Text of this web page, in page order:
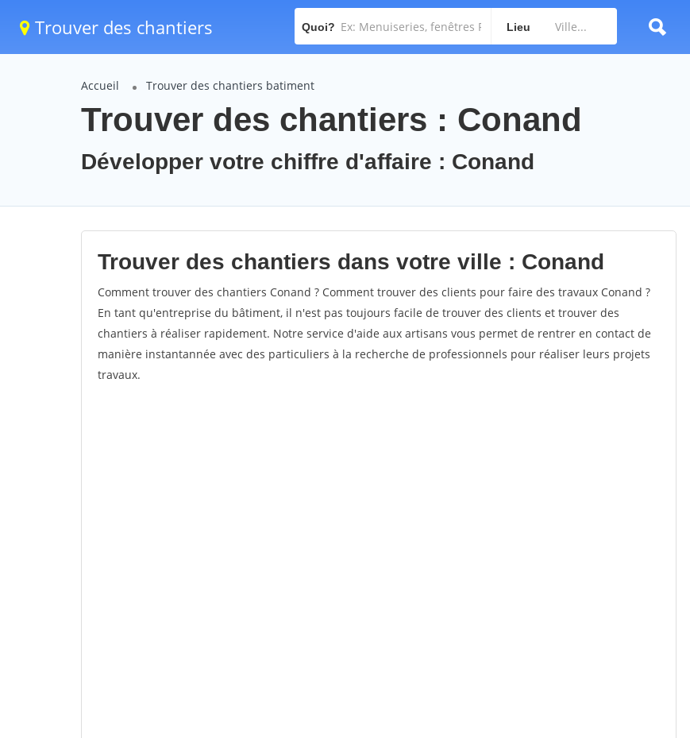
Trouver des chantiers Quoi? Lieu
Accueil Trouver des chantiers batiment
Trouver des chantiers : Conand
Développer votre chiffre d'affaire : Conand
Trouver des chantiers dans votre ville : Conand
Comment trouver des chantiers Conand ? Comment trouver des clients pour faire des travaux Conand ?
En tant qu'entreprise du bâtiment, il n'est pas toujours facile de trouver des clients et trouver des
chantiers à réaliser rapidement. Notre service d'aide aux artisans vous permet de rentrer en contact de
manière instantannée avec des particuliers à la recherche de professionnels pour réaliser leurs projets
travaux.